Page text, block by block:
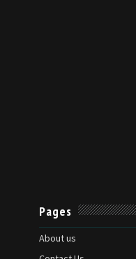
Pages
About us